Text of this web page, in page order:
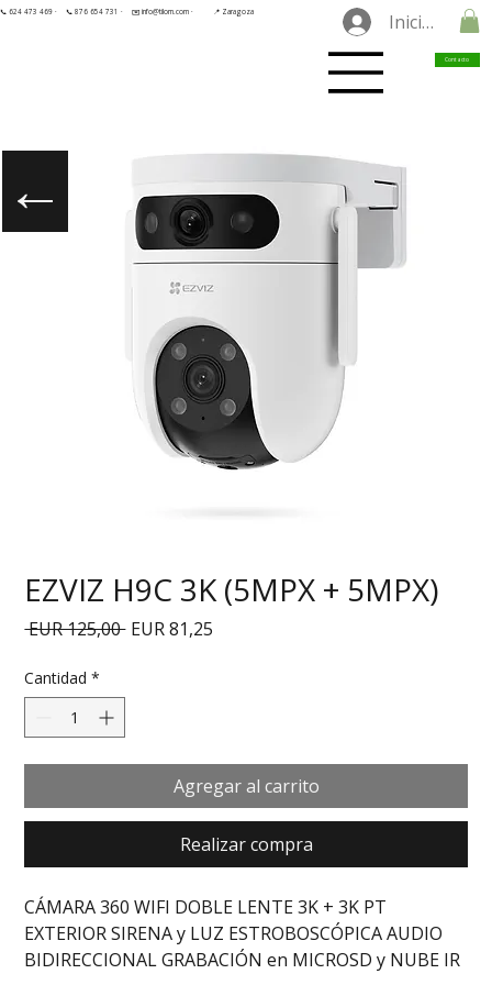
📞 624 473 469 · 📞 876 654 731 · ✉️ info@tilorn.com · 📍 Zaragoza Iniciar
Contacto
EZVIZ H9C 3K (5MPX + 5MPX)
EUR 125,00 Precio
EUR 81,25
Cantidad *
Agregar al carrito
Realizar compra
CÁMARA 360 WIFI DOBLE LENTE 3K + 3K PT
EXTERIOR SIRENA y LUZ ESTROBOSCÓPICA AUDIO
BIDIRECCIONAL GRABACIÓN en MICROSD y NUBE IR
←